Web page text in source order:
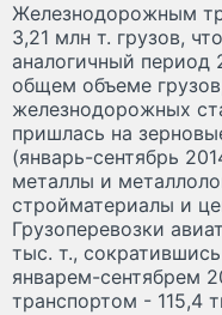
Железнодорожным
3,21 млн т. грузов,
аналогичный период
общем объеме
железнодорожных
пришлась на
(январь-сентябрь
металлы и
стройматериалы и
Грузоперевозки
тыс. т.,
январем-сентябрем
транспортом - 115,4